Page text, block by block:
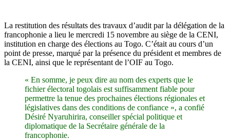
La restitution des résultats des travaux d’audit par la délégation de la
francophonie a lieu le mercredi 15 novembre au siège de la CENI,
institution en charge des élections au Togo. C’était au cours d’un
point de presse, marqué par la présence du président et membres de
la CENI, ainsi que le représentant de l’OIF au Togo.
« En somme, je peux dire au nom des experts que le
fichier électoral togolais est suffisamment fiable pour
permettre la tenue des prochaines élections régionales et
législatives dans des conditions de confiance », a confié
Désiré Nyaruhirira, conseiller spécial politique et
diplomatique de la Secrétaire générale de la
francophonie.